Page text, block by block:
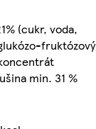
(cukr, voda,
fruktózový
min. 31 %